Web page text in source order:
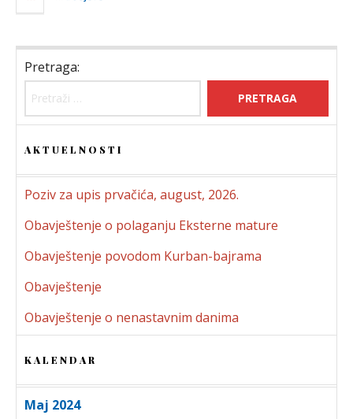
Pretraga:
AKTUELNOSTI
Poziv za upis prvačića, august, 2026.
Obavještenje o polaganju Eksterne mature
Obavještenje povodom Kurban-bajrama
Obavještenje
Obavještenje o nenastavnim danima
KALENDAR
Maj 2024